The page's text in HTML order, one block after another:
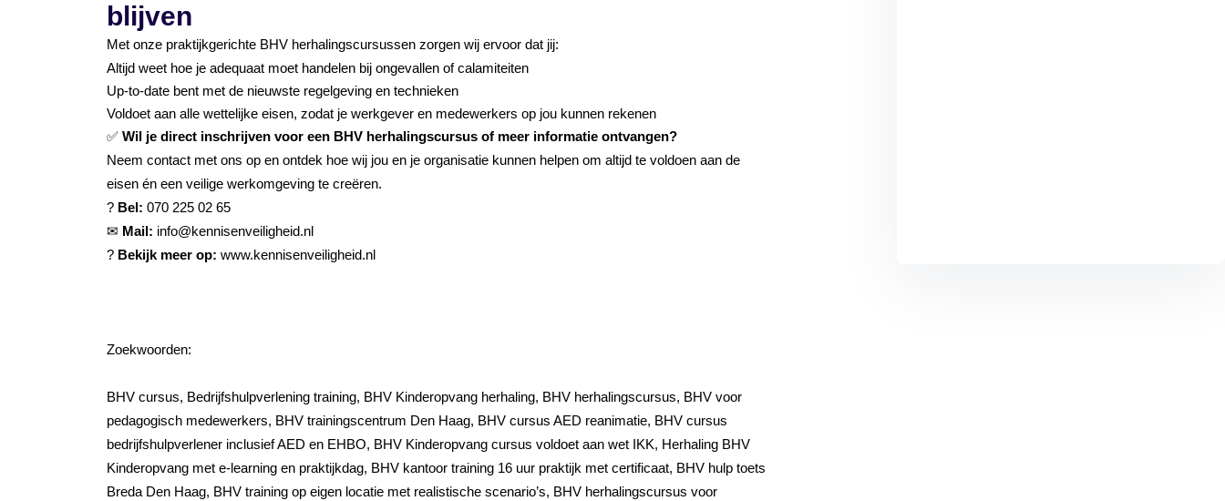
blijven
Met onze praktijkgerichte BHV herhalingscursussen zorgen wij ervoor dat jij:
Altijd weet hoe je adequaat moet handelen bij ongevallen of calamiteiten
Up-to-date bent met de nieuwste regelgeving en technieken
Voldoet aan alle wettelijke eisen, zodat je werkgever en medewerkers op jou kunnen rekenen
✅ Wil je direct inschrijven voor een BHV herhalingscursus of meer informatie ontvangen?
Neem contact met ons op en ontdek hoe wij jou en je organisatie kunnen helpen om altijd te voldoen aan de
eisen én een veilige werkomgeving te creëren.
? Bel: 070 225 02 65
✉ Mail: info@kennisenveiligheid.nl
? Bekijk meer op: www.kennisenveiligheid.nl
Zoekwoorden:
BHV cursus, Bedrijfshulpverlening training, BHV Kinderopvang herhaling, BHV herhalingscursus, BHV voor
pedagogisch medewerkers, BHV trainingscentrum Den Haag, BHV cursus AED reanimatie, BHV cursus
bedrijfshulpverlener inclusief AED en EHBO, BHV Kinderopvang cursus voldoet aan wet IKK, Herhaling BHV
Kinderopvang met e-learning en praktijkdag, BHV kantoor training 16 uur praktijk met certificaat, BHV hulp toets
Breda Den Haag, BHV training op eigen locatie met realistische scenario’s, BHV herhalingscursus voor